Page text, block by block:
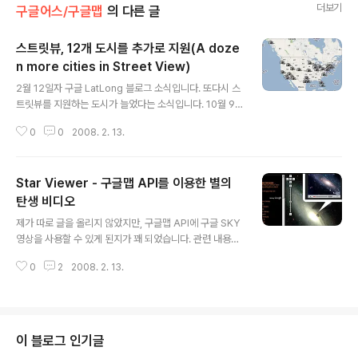
구글어스/구글맵 의 다른 글 더보기
스트릿뷰, 12개 도시를 추가로 지원(A doze
n more cities in Street View)
2월 12일자 구글 LatLong 블로그 소식입니다. 또다시 스
트릿뷰를 지원하는 도시가 늘었다는 소식입니다. 10월 9
번엔 12개의 도시가 추가되었답니다. 합이 27개나 되네
아 하실 분들이 많을 것 같아서(우리나라 소식이 아니니
까...ㅠㅠ) 아래에 지원되는 도시를 캡쳐했습니다. 미국지리
를 잘 모르기는 해도... 이제 왠만한 도시는 다 지원되는 것
같네요. 제가 처음 들어본 도시도 등장하는 걸로 봐서요. 우
리나라에서 스트릿뷰를 서비스하겠다면 20억원이면 제작
할 수 있다고 말씀드렸는데, 아직도 나서는 분이 없으시다
0 0 2008. 2. 13.
Star Viewer - 구글맵 API를 이용한 별의
탄생 비디오
제가 따로 글을 올리지 않았지만, 구글맵 API에 구글 SKY
영상을 사용할 수 있게 된지가 꽤 되었습니다. 관련 내용은
다. 이 구글 Sky 영상을 활용하여 Star Viewer라는 매쉬
쉬업입니다. 아래는 안드로메다 은하를 클릭했을 때의 모
습입니다. 여기에 들어 있는 비디오들은 단순한 확대사진
0 2 2008. 2. 13.
이 블로그 인기글